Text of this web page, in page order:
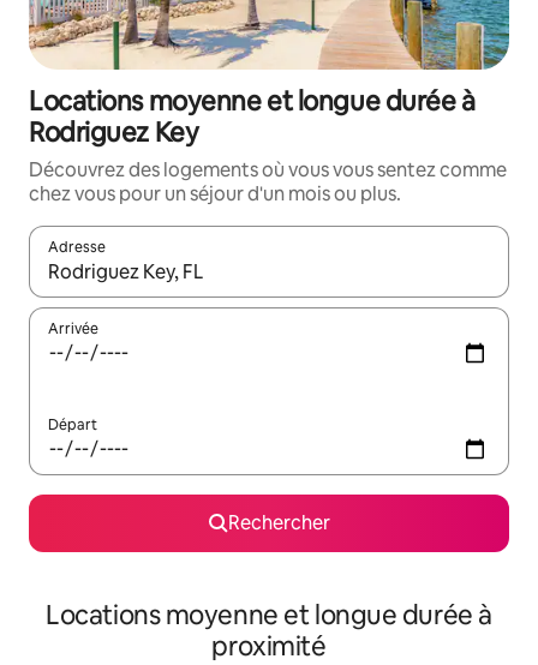
Locations moyenne et longue durée à
Rodriguez Key
Découvrez des logements où vous vous sentez comme
chez vous pour un séjour d'un mois ou plus.
Adresse
Lorsque les résultats s'affichent, utilisez les flèches vers le
Arrivée
Départ
Rechercher
Locations moyenne et longue durée à
proximité